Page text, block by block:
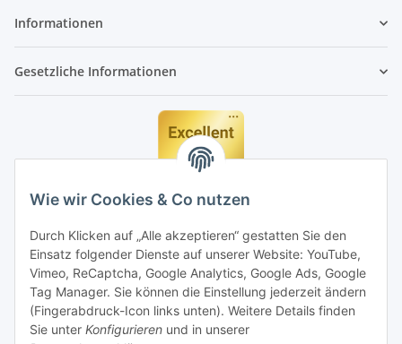
Wie wir Cookies & Co nutzen
Durch Klicken auf „Alle akzeptieren“ gestatten Sie den
Einsatz folgender Dienste auf unserer Website: YouTube,
Vimeo, ReCaptcha, Google Analytics, Google Ads, Google
Tag Manager. Sie können die Einstellung jederzeit ändern
(Fingerabdruck-Icon links unten). Weitere Details finden
Sie unter Konfigurieren und in unserer
Informationen
Gesetzliche Informationen